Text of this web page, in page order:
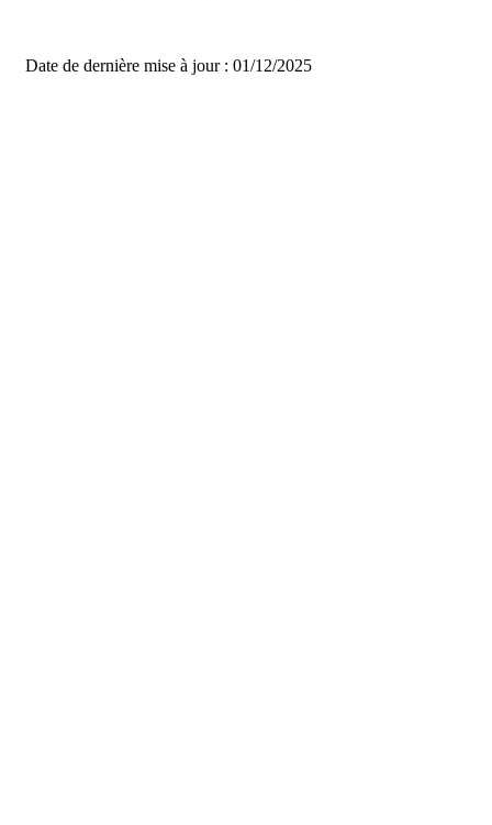
Date de dernière mise à jour : 01/12/2025